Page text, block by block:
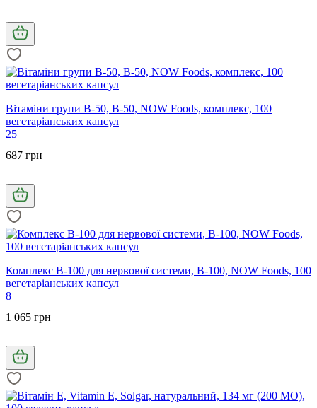
Вітаміни групи В-50, B-50, NOW Foods, комплекс, 100
вегетаріанських капсул
25
687 грн
Комплекс В-100 для нервової системи, B-100, NOW Foods, 100
вегетаріанських капсул
8
1 065 грн